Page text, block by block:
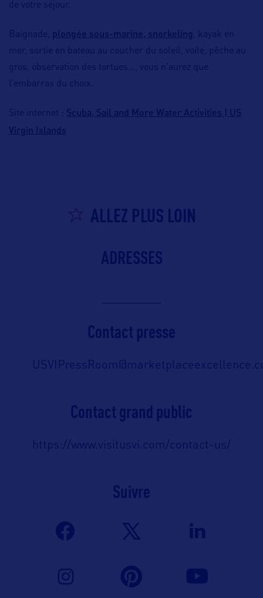
de votre séjour.
Baignade, plongée sous-marine, snorkeling
, kayak en
mer, sortie en bateau au coucher du soleil, voile, pêche au
gros, observation des tortues…, vous n’aurez que
l’embarras du choix.
Site internet : Scuba, Sail and More Water Activities | US
Virgin Islands
ALLEZ PLUS LOIN
ADRESSES
Contact presse
Contact grand public
https://www.visitusvi.com/contact-us/
Suivre